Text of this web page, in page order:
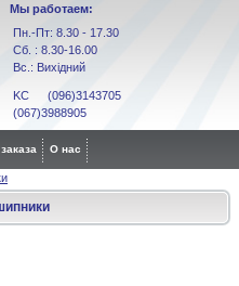
Мы работаем:
Пн.-Пт: 8.30 - 17.30
Сб. : 8.30-16.00
Вс.: Вихідний
KC (096)3143705
(067)3988905
О нас